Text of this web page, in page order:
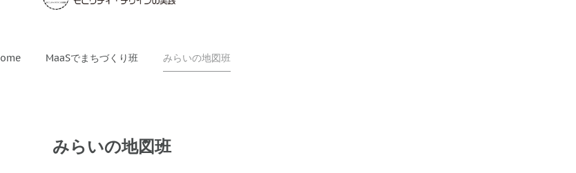
MaaSでまちづくり班 みらいの地図班
みらいの地図班